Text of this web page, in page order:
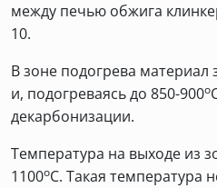
между печью обжига
10.
В зоне подогрева материал
и, подогреваясь до 850-900о
декарбонизации.
Температура на выходе из
1100оС. Такая температура